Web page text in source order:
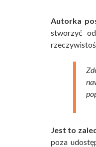
Autorka
stworzyć
Jest to
poza